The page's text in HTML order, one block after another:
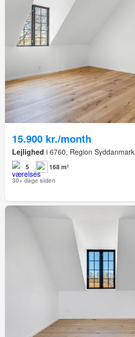
15.900 kr./month
Lejlighed i 6760, Region Syddanmark
5
168 m²
30+ dage siden